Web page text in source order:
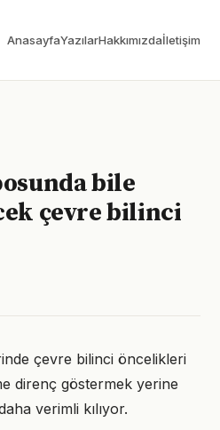
AnasayfaYazılarHakkımızdaİletişim
bile
çevre bilinci
çevre bilinci öncelikleri
direnç göstermek yerine
verimli kılıyor.